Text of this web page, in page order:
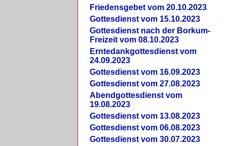
Friedensgebet vom 20.10.2023
Gottesdienst vom 15.10.2023
Gottesdienst nach der Borkum-
Freizeit vom 08.10.2023
Erntedankgottesdienst vom
24.09.2023
Gottesdienst vom 16.09.2023
Gottesdienst vom 27.08.2023
Abendgottesdienst vom
19.08.2023
Gottesdienst vom 13.08.2023
Gottesdienst vom 06.08.2023
Gottesdienst vom 30.07.2023